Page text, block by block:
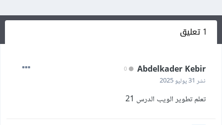
1 تعليق
Abdelkader Kebir
نشر 31 يوليو 2025
تعلم تطوير الويب الدرس 21